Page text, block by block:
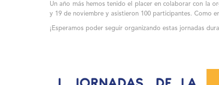
Un año más hemos tenido el placer en colaborar con la
y 19 de noviembre y asistieron 100 participantes. Como
¡Esperamos poder seguir organizando estas jornadas